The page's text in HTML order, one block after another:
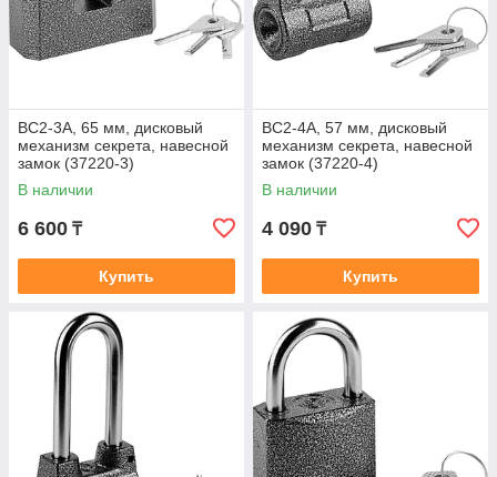
ВС2-3А, 65 мм, дисковый
механизм секрета, навесной
замок (37220-3)
В наличии
6 600 ₸
Купить
ВС2-4А, 57 мм, дисковый
механизм секрета, навесной
замок (37220-4)
В наличии
4 090 ₸
Купить